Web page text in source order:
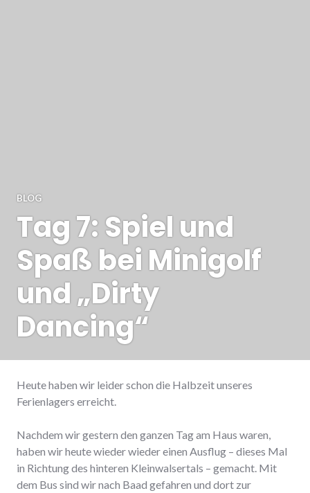
BLOG
Tag 7: Spiel und
Spaß bei Minigolf
und „Dirty
Dancing“
Heute haben wir leider schon die Halbzeit unseres
Ferienlagers erreicht.
Nachdem wir gestern den ganzen Tag am Haus waren,
haben wir heute wieder wieder einen Ausflug – dieses Mal
in Richtung des hinteren Kleinwalsertals – gemacht. Mit
dem Bus sind wir nach Baad gefahren und dort zur